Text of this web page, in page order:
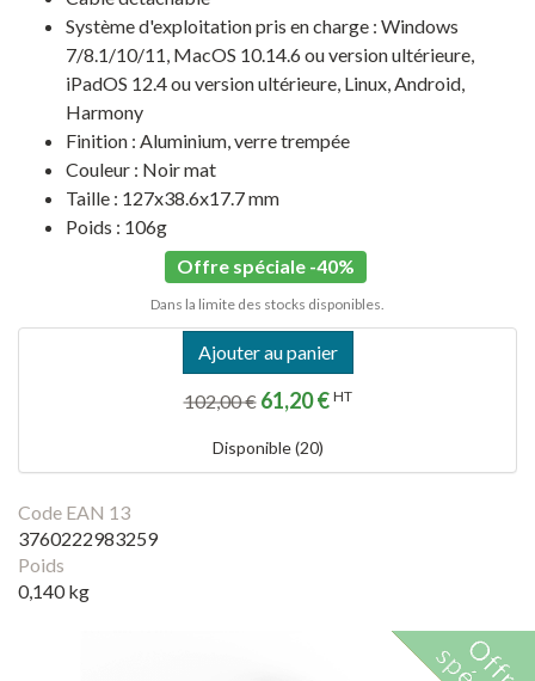
Système d'exploitation pris en charge : Windows
7/8.1/10/11, MacOS 10.14.6 ou version ultérieure,
iPadOS 12.4 ou version ultérieure, Linux, Android,
Harmony
Finition : Aluminium, verre trempée
Couleur : Noir mat
Taille : 127x38.6x17.7 mm
Poids : 106g
Offre spéciale -40%
Dans la limite des stocks disponibles.
Ajouter au panier
102,00 € 61,20 € HT
Disponible (20)
Code EAN 13
3760222983259
Poids
0,140 kg